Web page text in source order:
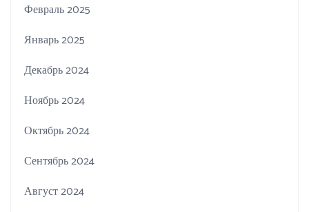
Февраль 2025
Январь 2025
Декабрь 2024
Ноябрь 2024
Октябрь 2024
Сентябрь 2024
Август 2024